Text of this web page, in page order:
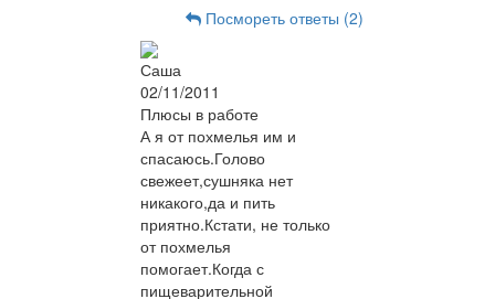
Посмореть ответы (2)
Саша
02/11/2011
Плюсы в работе
А я от похмелья им и
спасаюсь.Голово
свежеет,сушняка нет
никакого,да и пить
приятно.Кстати, не только
от похмелья
помогает.Когда с
пищеварительной